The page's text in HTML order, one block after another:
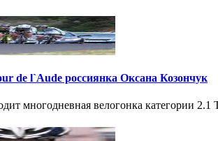
de l`Aude россиянка Оксана Козончук
многодневная велогонка категории